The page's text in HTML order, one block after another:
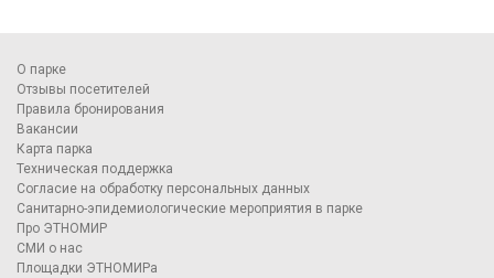
О парке
Отзывы посетителей
Правила бронирования
Вакансии
Карта парка
Техническая поддержка
Согласие на обработку персональных данных
Санитарно-эпидемиологические мероприятия в парке
Про ЭТНОМИР
СМИ о нас
Площадки ЭТНОМИРа